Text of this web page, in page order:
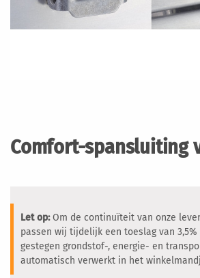
Comfort-spansluiting
Let op:Om de continuïteit van onze
passen wij tijdelijk een toeslag van
gestegen grondstof-, energie- en
automatisch verwerkt in het
begin
gallerij